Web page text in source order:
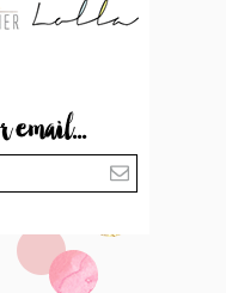
email...